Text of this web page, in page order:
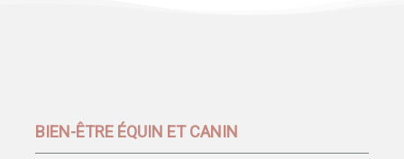
BIEN-ÊTRE ÉQUIN ET CANIN